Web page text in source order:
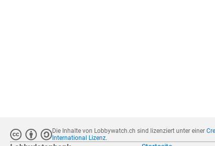
Die Inhalte von Lobbywatch.ch sind lizenziert unter einer
International Lizenz.